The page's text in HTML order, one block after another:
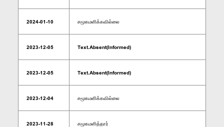
2024-01-10 சமூகமளிக்கவில்லை
2023-12-05 Text.Absent(Informed)
2023-12-05 Text.Absent(Informed)
2023-12-04 சமூகமளிக்கவில்லை
2023-11-28 சமூகமளித்தார்